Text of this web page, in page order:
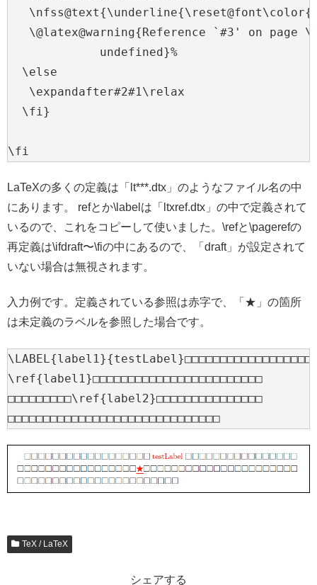
\@latex@warning{Reference `#3' on page
             undefined}%
  \else
   \expandafter#2#1\relax
  \fi}
\fi
LaTeXの多くの定義は「lt***.dtx」のようなファイル名の中
にあります。 refとか\labelは「ltxref.dtx」の中で定義されて
いるので、これをコピーして使いました。\refと\pagerefの
再定義は\ifdraft〜\fiの中にあるので、「draft」が設定されて
いない場合は無視されます。
入力例です。定義されている参照は赤字で、「★」の箇所
は未定義のラベルを参照した場合です。
\LABEL{label1}{testLabel}□□□□□□□□□□□□□□□□□□
\ref{label1}□□□□□□□□□□□□□□□□□□□□□□□□
□□□□□□□□□\ref{label2}□□□□□□□□□□□□□□□
□□□□□□□□□□□□□□□□□□□□□□□□□□□□□□
TeX / LaTeX
シェアする